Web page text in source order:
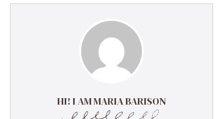
HI! I AM MARIA BARISON